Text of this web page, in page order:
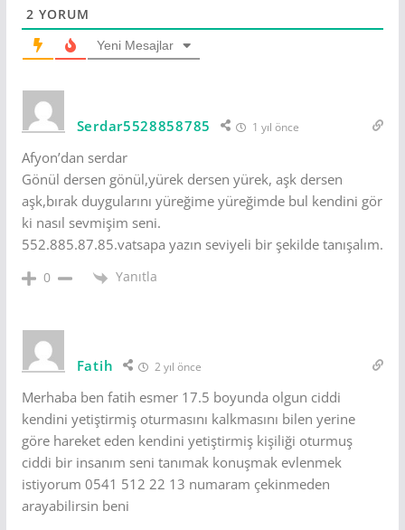
2 YORUM
Yeni Mesajlar
Serdar5528858785 1 yıl önce
Afyon’dan serdar
Gönül dersen gönül,yürek dersen yürek, aşk dersen
aşk,bırak duygularını yüreğime yüreğimde bul kendini gör
ki nasıl sevmişim seni.
552.885.87.85.vatsapa yazın seviyeli bir şekilde tanışalım.
0 Yanıtla
Fatih 2 yıl önce
Merhaba ben fatih esmer 17.5 boyunda olgun ciddi
kendini yetiştirmiş oturmasını kalkmasını bilen yerine
göre hareket eden kendini yetiştirmiş kişiliği oturmuş
ciddi bir insanım seni tanımak konuşmak evlenmek
istiyorum 0541 512 22 13 numaram çekinmeden
arayabilirsin beni